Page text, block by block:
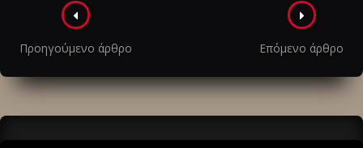
Πλοήγηση
στα
άρθρα
Προηγούμενο άρθρο Επόμενο άρθρο